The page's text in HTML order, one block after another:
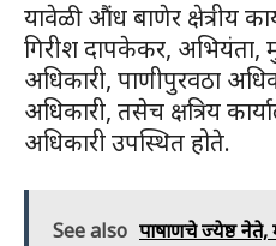
यावेळी औंध बाणेर क्षेत्रीय
गिरीश दापकेकर, अभियंता,
अधिकारी, पाणीपुरवठा
अधिकारी, तसेच क्षत्रिय
अधिकारी उपस्थित होते.
See also पाषाणचे ज्येष्ठ नेते,